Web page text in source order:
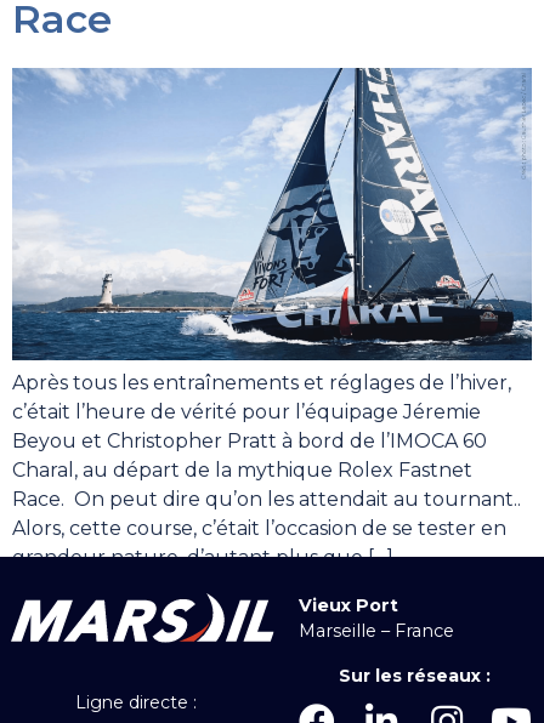
Race
Après tous les entraînements et réglages de l’hiver,
c’était l’heure de vérité pour l’équipage Jéremie
Beyou et Christopher Pratt à bord de l’IMOCA 60
Charal, au départ de la mythique Rolex Fastnet
Race. On peut dire qu’on les attendait au tournant..
Alors, cette course, c’était l’occasion de se tester en
grandeur nature, d’autant plus que […]
Vieux Port
Marseille – France
Ligne directe :
Sur les réseaux :